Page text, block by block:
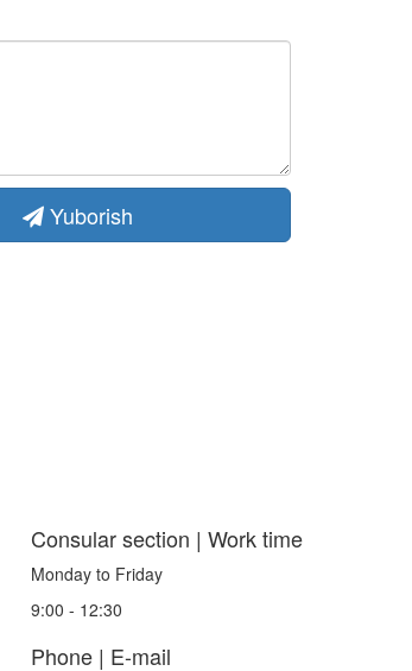
Yuborish
Consular section | Work time
Monday to Friday
9:00 - 12:30
Phone | E-mail